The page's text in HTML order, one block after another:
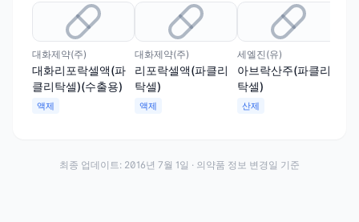
대화제약(주)
대화리포락셀액(파
클리탁셀)(수출용)
액제
대화제약(주)
리포락셀액(파클리
탁셀)
액제
세엘진(유)
아브락산주(파클리
탁셀)
산제
최종 업데이트: 2016년 7월 1일 · 의약품 정보 변경일 기준